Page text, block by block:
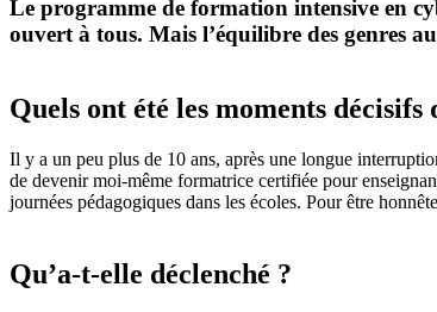
Le programme de formation intensive en
ouvert à tous. Mais l’équilibre des genres
Quels ont été les moments
Il y a un peu plus de 10 ans, après une longue
de devenir moi-même formatrice certifiée pour
journées pédagogiques dans les écoles. Pour être
Qu’a-t-elle déclenché ?